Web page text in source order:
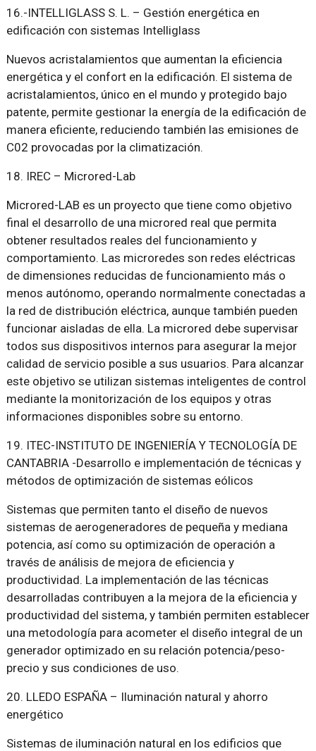
16.-INTELLIGLASS S. L. – Gestión energética en
edificación con sistemas Intelliglass
Nuevos acristalamientos que aumentan la eficiencia
energética y el confort en la edificación. El sistema de
acristalamientos, único en el mundo y protegido bajo
patente, permite gestionar la energía de la edificación de
manera eficiente, reduciendo también las emisiones de
C02 provocadas por la climatización.
18. IREC – Microred-Lab
Microred-LAB es un proyecto que tiene como objetivo
final el desarrollo de una microred real que permita
obtener resultados reales del funcionamiento y
comportamiento. Las microredes son redes eléctricas
de dimensiones reducidas de funcionamiento más o
menos autónomo, operando normalmente conectadas a
la red de distribución eléctrica, aunque también pueden
funcionar aisladas de ella. La microred debe supervisar
todos sus dispositivos internos para asegurar la mejor
calidad de servicio posible a sus usuarios. Para alcanzar
este objetivo se utilizan sistemas inteligentes de control
mediante la monitorización de los equipos y otras
informaciones disponibles sobre su entorno.
19. ITEC-INSTITUTO DE INGENIERÍA Y TECNOLOGÍA DE
CANTABRIA -Desarrollo e implementación de técnicas y
métodos de optimización de sistemas eólicos
Sistemas que permiten tanto el diseño de nuevos
sistemas de aerogeneradores de pequeña y mediana
potencia, así como su optimización de operación a
través de análisis de mejora de eficiencia y
productividad. La implementación de las técnicas
desarrolladas contribuyen a la mejora de la eficiencia y
productividad del sistema, y también permiten establecer
una metodología para acometer el diseño integral de un
generador optimizado en su relación potencia/peso-
precio y sus condiciones de uso.
20. LLEDO ESPAÑA – Iluminación natural y ahorro
energético
Sistemas de iluminación natural en los edificios que